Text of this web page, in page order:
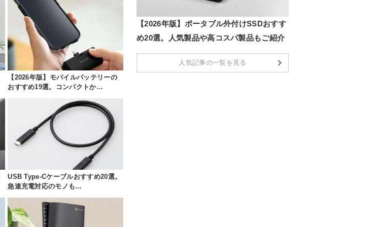
【2026年版】モバイルバッテリーの
おすすめ19選。コンパクトか…
USB Type-Cケーブルおすすめ20選。
急速充電対応のモノも…
【2026年版】ポータブル外付けSSDおすす
め20選。人気製品や高コスパ製品もご紹介
人気記事の一覧を見る